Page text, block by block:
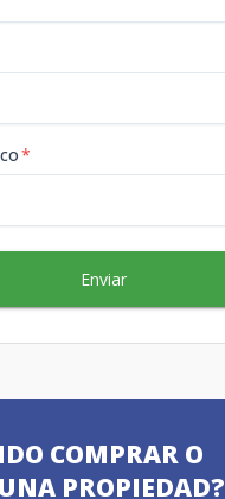
*
Enviar
COMPRAR O
PROPIEDAD?